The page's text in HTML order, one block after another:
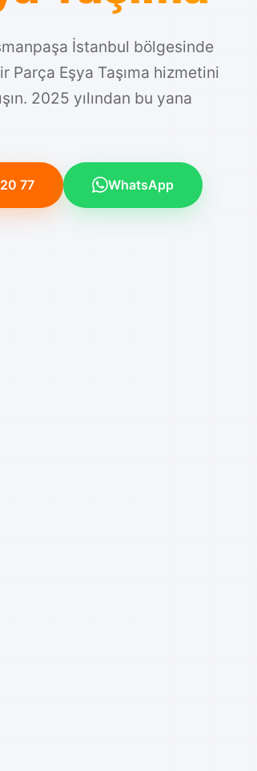
İstanbul bölgesinde
Parça Eşya Taşıma hizmetini
2025 yılından bu yana
77 WhatsApp